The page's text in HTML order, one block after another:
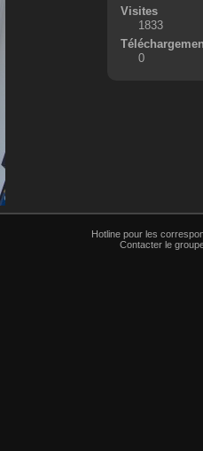
Visites
1833
0
Hotline pour les
Contacter le